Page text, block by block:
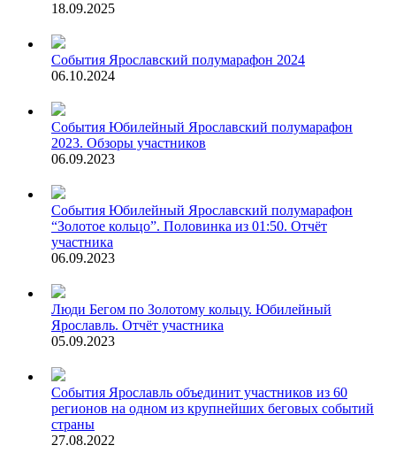
18.09.2025
События Ярославский полумарафон 2024
06.10.2024
События Юбилейный Ярославский полумарафон
2023. Обзоры участников
06.09.2023
События Юбилейный Ярославский полумарафон
“Золотое кольцо”. Половинка из 01:50. Отчёт
участника
06.09.2023
Люди Бегом по Золотому кольцу. Юбилейный
Ярославль. Отчёт участника
05.09.2023
События Ярославль объединит участников из 60
регионов на одном из крупнейших беговых событий
страны
27.08.2022